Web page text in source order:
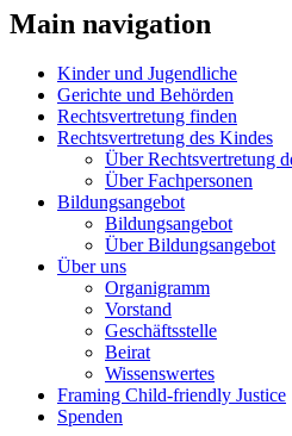
Main navigation
Kinder und Jugendliche
Gerichte und Behörden
Rechtsvertretung finden
Rechtsvertretung des Kindes
Über Rechtsvertretung
Über Fachpersonen
Bildungsangebot
Bildungsangebot
Über Bildungsangebot
Über uns
Organigramm
Vorstand
Geschäftsstelle
Beirat
Wissenswertes
Framing Child-friendly Justice
Spenden